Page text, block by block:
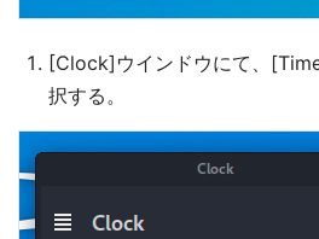
[Clock]ウインドウにて、
択する。